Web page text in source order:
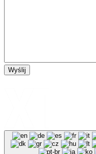
Wyślij